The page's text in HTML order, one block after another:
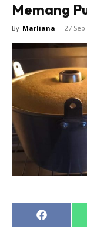
Memang
By Marliana - 27 Sep
Share
on